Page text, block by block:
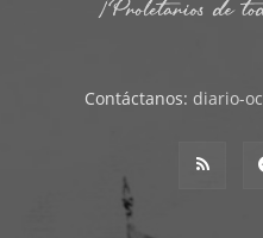
Contáctanos: diario-